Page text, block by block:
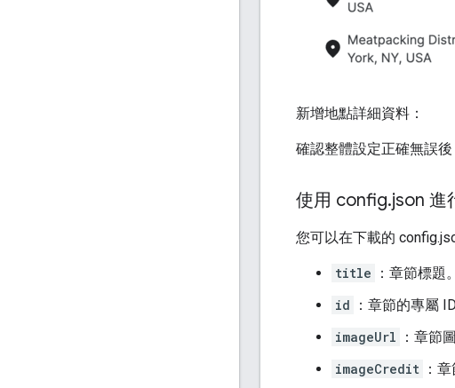
新增地點詳細資料：
確認整體設定正確無誤
使用 config.json 進
您可以在下載的
title
：章節標題。
id
：章節的專屬 ID
imageUrl
：章節
imageCredit ：